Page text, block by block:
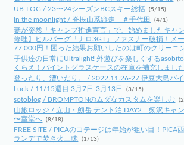
UB-LOG / 23〜24シーズンBCスキー総括 (5/15)
In the moonlight / 脊振山系縦走 ＃千代田 (4/1)
妻が突然「キャンプ推進宣言」で、始めましたキャ
修理】ヒルバーグ「ナロ3GT」ファスナー破損！メ
77,000円！困った結果お願いしたのは町のクリーニ
子供達の日常にUltralight! 外遊びを楽しくする
くらえ！パイントグラスケースの在庫を補充しました
登ったり、漕いだり。 / 2022.11.26-27 伊豆大島バ
Luck / 11/15週目 3月7日-3月13日 (3/15)
sotoblog / BROMPTONのムダなカスタムを楽しむ
山旅ロッジ / 立山・劔岳 テント泊 DAY2 剱沢キャ
〜室堂へ (8/18)
FREE SITE / PICAのコテージは年始が狙い目！PICA
ランデで焚き火三昧
(1/13)